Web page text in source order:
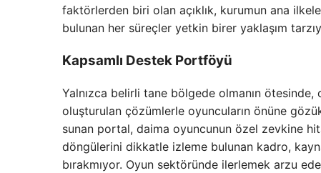
faktörlerden biri olan açıklık, kurumun ana
bulunan her süreçler yetkin birer yaklaşım
Kapsamlı Destek Portföyü
Yalnızca belirli tane bölgede olmanın ötesinde,
oluşturulan çözümlerle oyuncuların önüne
sunan portal, daima oyuncunun özel zevkine
döngülerini dikkatle izleme bulunan kadro,
bırakmıyor. Oyun sektöründe ilerlemek arzu